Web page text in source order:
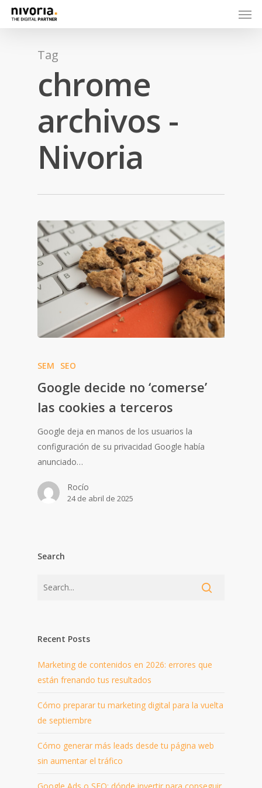
Tag
chrome
archivos -
Nivoria
SEM SEO
Google decide no ‘comerse’
las cookies a terceros
Google deja en manos de los usuarios la
configuración de su privacidad Google había
anunciado…
Rocío
24 de abril de 2025
Search
Recent Posts
Marketing de contenidos en 2026: errores que
están frenando tus resultados
Cómo preparar tu marketing digital para la vuelta
de septiembre
Cómo generar más leads desde tu página web
sin aumentar el tráfico